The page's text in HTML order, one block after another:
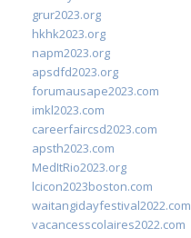
grur2023.org
hkhk2023.org
napm2023.org
apsdfd2023.org
forumausape2023.com
imkl2023.com
careerfaircsd2023.com
apsth2023.com
MedItRio2023.org
lcicon2023boston.com
waitangidayfestival2022.com
vacancesscolaires2022.com